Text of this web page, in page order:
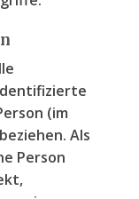
(im
Als
Person